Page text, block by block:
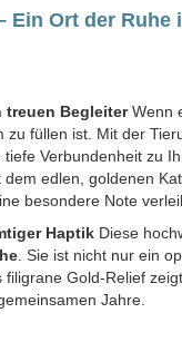
Ein Ort der Ruhe
treuen BegleiterWenn
zu füllen ist. Mit der
Verbundenheit zu
edlen, goldenen
besondere Note
Haptik Diese
. Sie ist nicht nur ein
Gold-Relief
Jahre.